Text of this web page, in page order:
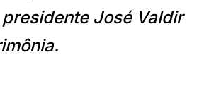
José Valdir